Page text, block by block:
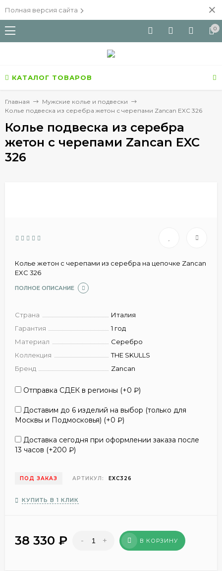
Полная версия сайта
0
КАТАЛОГ ТОВАРОВ
Главная
Мужские колье и подвески
Колье подвеска из серебра жетон с черепами Zancan EXC 326
Колье подвеска из серебра
жетон с черепами Zancan EXC
326
Колье жетон с черепами из серебра на цепочке Zancan
EXC 326
ПОЛНОЕ ОПИСАНИЕ
Страна
Италия
Гарантия
1 год
Материал
Серебро
Коллекция
THE SKULLS
Бренд
Zancan
Отправка СДЕК в регионы (+0 ₽)
Доставим до 6 изделий на выбор (только для
Москвы и Подмосковья) (+0 ₽)
Доставка сегодня при оформлении заказа после
13 часов (+200 ₽)
ПОД ЗАКАЗ АРТИКУЛ: EXC326
КУПИТЬ В 1 КЛИК
38 330 ₽ - + В КОРЗИНУ